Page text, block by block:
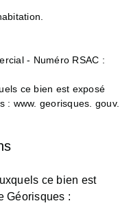
- Numéro RSAC :
ce bien est exposé
: www. georisques. gouv.
ce bien est
Géorisques :